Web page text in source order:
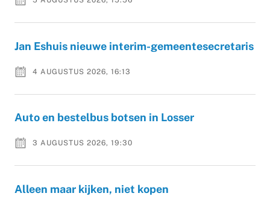
Jan Eshuis nieuwe interim-gemeentesecretaris
4 AUGUSTUS 2026, 16:13
Auto en bestelbus botsen in Losser
3 AUGUSTUS 2026, 19:30
Alleen maar kijken, niet kopen